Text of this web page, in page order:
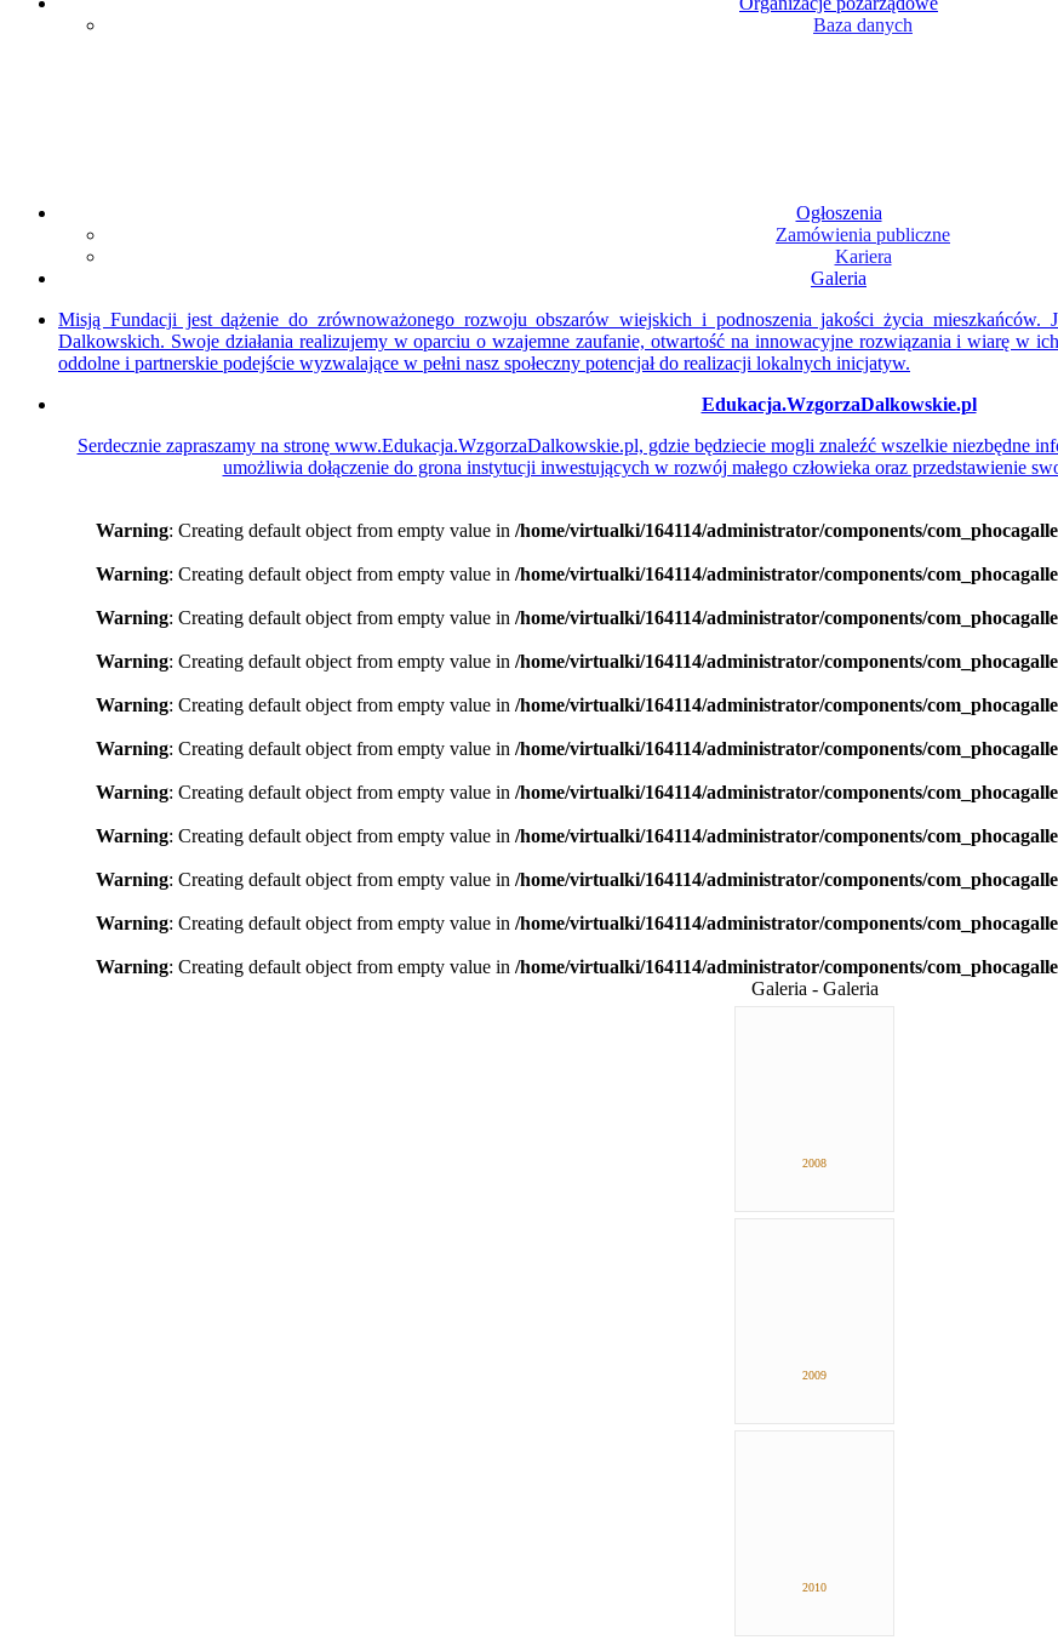
Baza danych
Ogłoszenia
Zamówienia publiczne
Kariera
Galeria
Misją Fundacji jest dążenie do zrównoważonego rozwoju obszarów wiejskich i podnoszenia jakości życia mieszkańców.
Dalkowskich. Swoje działania realizujemy w oparciu o wzajemne zaufanie, otwartość na innowacyjne rozwiązania i wiarę w
oddolne i partnerskie podejście wyzwalające w pełni nasz społeczny potencjał do realizacji lokalnych inicjatyw.
Edukacja.WzgorzaDalkowskie.pl
Serdecznie zapraszamy na stronę www.Edukacja.WzgorzaDalkowskie.pl, gdzie będziecie mogli znaleźć wszelkie niezbędne
umożliwia dołączenie do grona instytucji inwestujących w rozwój małego człowieka oraz przedstawienie
Warning: Creating default object from empty value in /home/virtualki/164114/administrator/components/
Warning: Creating default object from empty value in /home/virtualki/164114/administrator/components/
Warning: Creating default object from empty value in /home/virtualki/164114/administrator/components/
Warning: Creating default object from empty value in /home/virtualki/164114/administrator/components/
Warning: Creating default object from empty value in /home/virtualki/164114/administrator/components/
Warning: Creating default object from empty value in /home/virtualki/164114/administrator/components/
Warning: Creating default object from empty value in /home/virtualki/164114/administrator/components/
Warning: Creating default object from empty value in /home/virtualki/164114/administrator/components/
Warning: Creating default object from empty value in /home/virtualki/164114/administrator/components/
Warning: Creating default object from empty value in /home/virtualki/164114/administrator/components/
Warning: Creating default object from empty value in /home/virtualki/164114/administrator/components/
Galeria - Galeria
2008
2009
2010